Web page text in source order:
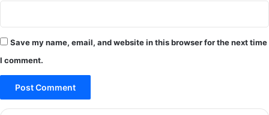
Save my name, email, and website in this browser for the next time
I comment.